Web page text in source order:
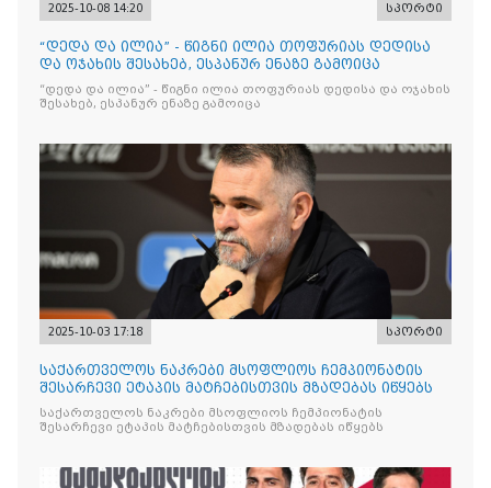
2025-10-08 14:20 სპორტი
“დედა და ილია” - წიგნი ილია თოფურიას დედისა
და ოჯახის შესახებ, ესპანურ ენაზე გამოიცა
“დედა და ილია” - წიგნი ილია თოფურიას დედისა და ოჯახის
შესახებ, ესპანურ ენაზე გამოიცა
2025-10-03 17:18 სპორტი
საქართველოს ნაკრები მსოფლიოს ჩემპიონატის
შესარჩევი ეტაპის მატჩებისთვის მზადებას იწყებს
საქართველოს ნაკრები მსოფლიოს ჩემპიონატის
შესარჩევი ეტაპის მატჩებისთვის მზადებას იწყებს